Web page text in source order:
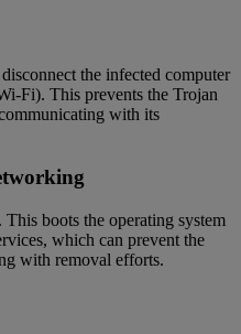
the infected computer
Fi). This prevents the Trojan
with its
boots the operating system
which can prevent the
with removal efforts.